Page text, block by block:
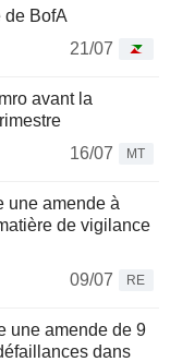
de BofA
21/07
avant la
16/07
MT
une amende à
de vigilance
09/07
RE
une amende de 9
dans